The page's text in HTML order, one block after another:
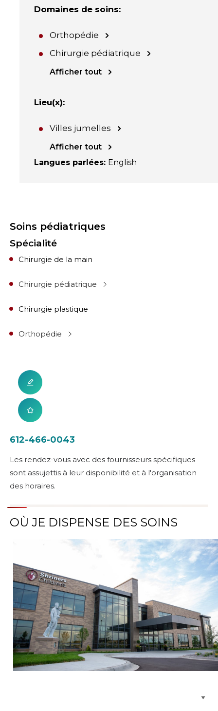
Domaines de soins:
Orthopédie
Chirurgie pédiatrique
Afficher tout
Lieu(x):
Villes jumelles
Afficher tout
Langues parlées: English
Soins pédiatriques
Spécialité
Chirurgie de la main
Chirurgie pédiatrique
Chirurgie plastique
Orthopédie
612-466-0043
Les rendez-vous avec des fournisseurs spécifiques
sont assujettis à leur disponibilité et à l'organisation
des horaires.
OÙ JE DISPENSE DES SOINS